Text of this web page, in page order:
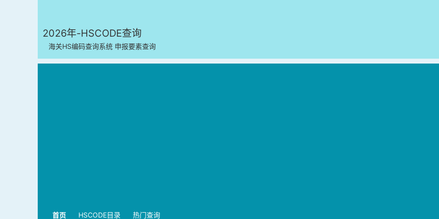
2026年-HSCODE查询
海关HS编码查询系统 申报要素查询
首页 HSCODE目录 热门查询